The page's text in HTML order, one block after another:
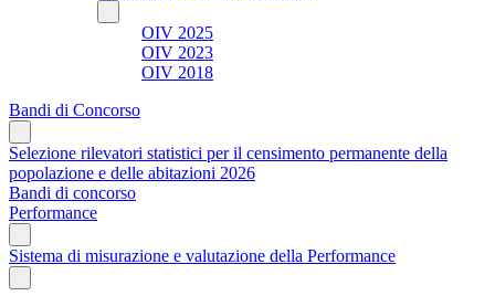
OIV 2025
OIV 2023
OIV 2018
Bandi di Concorso
Selezione rilevatori statistici per il censimento permanente della
popolazione e delle abitazioni 2026
Bandi di concorso
Performance
Sistema di misurazione e valutazione della Performance